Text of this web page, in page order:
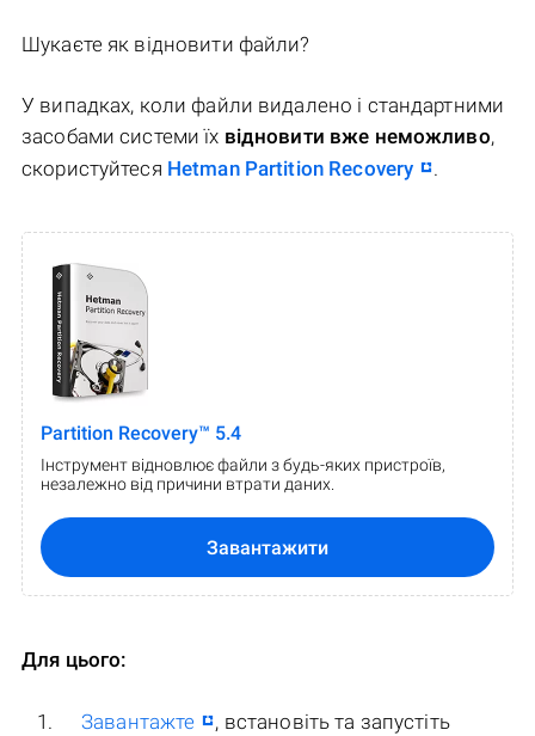
Шукаєте як відновити файли?
У випадках, коли файли видалено і стандартними
засобами системи їх відновити вже неможливо,
скористуйтеся Hetman Partition Recovery .
Partition Recovery™ 5.4
Інструмент відновлює файли з будь-яких пристроїв,
незалежно від причини втрати даних.
Завантажити
Для цього:
Завантажте
, встановіть та запустіть